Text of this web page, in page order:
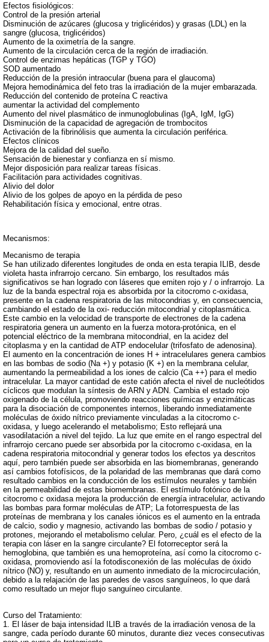
Efectos fisiológicos:
Control de la presión arterial
Disminución de azúcares (glucosa y triglicéridos) y grasas (LDL) en la
sangre (glucosa, triglicéridos)
Aumento de la oximetría de la sangre.
Aumento de la circulación cerca de la región de irradiación.
Control de enzimas hepáticas (TGP y TGO)
SOD aumentado
Reducción de la presión intraocular (buena para el glaucoma)
Mejora hemodinámica del feto tras la irradiación de la mujer embarazada.
Reducción del contenido de proteína C reactiva
aumentar la actividad del complemento
Aumento del nivel plasmático de inmunoglobulinas (IgA, IgM, IgG)
Disminución de la capacidad de agregación de trombocitos
Activación de la fibrinólisis que aumenta la circulación periférica.
Efectos clínicos
Mejora de la calidad del sueño.
Sensación de bienestar y confianza en sí mismo.
Mejor disposición para realizar tareas físicas.
Facilitación para actividades cognitivas.
Alivio del dolor
Alivio de los golpes de apoyo en la pérdida de peso
Rehabilitación física y emocional, entre otras.
Mecanismos:
Mecanismo de terapia
Se han utilizado diferentes longitudes de onda en esta terapia ILIB, desde
violeta hasta infrarrojo cercano. Sin embargo, los resultados más
significativos se han logrado con láseres que emiten rojo y / o infrarrojo. La
luz de la banda espectral roja es absorbida por la citocromo c-oxidasa,
presente en la cadena respiratoria de las mitocondrias y, en consecuencia,
cambiando el estado de la oxi- reducción mitocondrial y citoplasmática.
Este cambio en la velocidad de transporte de electrones de la cadena
respiratoria genera un aumento en la fuerza motora-protónica, en el
potencial eléctrico de la membrana mitocondrial, en la acidez del
citoplasma y en la cantidad de ATP endocelular (trifosfato de adenosina).
El aumento en la concentración de iones H + intracelulares genera cambios
en las bombas de sodio (Na +) y potasio (K +) en la membrana celular,
aumentando la permeabilidad a los iones de calcio (Ca ++) para el medio
intracelular. La mayor cantidad de este catión afecta el nivel de nucleótidos
cíclicos que modulan la síntesis de ARN y ADN. Cambia el estado rojo
oxigenado de la célula, promoviendo reacciones químicas y enzimáticas
para la disociación de componentes internos, liberando inmediatamente
moléculas de óxido nítrico previamente vinculadas a la citocromo c-
oxidasa, y luego acelerando el metabolismo; Esto reflejará una
vasodilatación a nivel del tejido. La luz que emite en el rango espectral del
infrarrojo cercano puede ser absorbida por la citocromo c-oxidasa, en la
cadena respiratoria mitocondrial y generar todos los efectos ya descritos
aquí, pero también puede ser absorbida en las biomembranas, generando
así cambios fotofísicos, de la polaridad de las membranas que dará como
resultado cambios en la conducción de los estímulos neurales y también
en la permeabilidad de estas biomembranas. El estímulo fotónico de la
citocromo c oxidasa mejora la producción de energía intracelular, activando
las bombas para formar moléculas de ATP; La fotorrespuesta de las
proteínas de membrana y los canales iónicos es el aumento en la entrada
de calcio, sodio y magnesio, activando las bombas de sodio / potasio y
protones, mejorando el metabolismo celular. Pero, ¿cuál es el efecto de la
terapia con láser en la sangre circulante? El fotorreceptor será la
hemoglobina, que también es una hemoproteína, así como la citocromo c-
oxidasa, promoviendo así la fotodisconexión de las moléculas de óxido
nítrico (NO) y, resultando en un aumento inmediato de la microcirculación,
debido a la relajación de las paredes de vasos sanguíneos, lo que dará
como resultado un mejor flujo sanguíneo circulante.
Curso del Tratamiento:
1. El láser de baja intensidad ILIB a través de la irradiación venosa de la
sangre, cada período durante 60 minutos, durante diez veces consecutivas